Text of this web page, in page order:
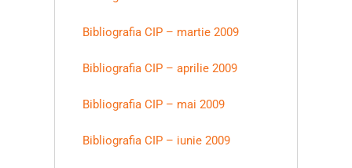
Bibliografia CIP – martie 2009
Bibliografia CIP – aprilie 2009
Bibliografia CIP – mai 2009
Bibliografia CIP – iunie 2009